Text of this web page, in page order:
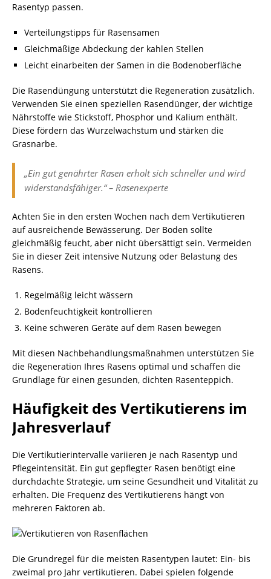
Rasentyp passen.
Verteilungstipps für Rasensamen
Gleichmäßige Abdeckung der kahlen Stellen
Leicht einarbeiten der Samen in die Bodenoberfläche
Die Rasendüngung unterstützt die Regeneration zusätzlich.
Verwenden Sie einen speziellen Rasendünger, der wichtige
Nährstoffe wie Stickstoff, Phosphor und Kalium enthält.
Diese fördern das Wurzelwachstum und stärken die
Grasnarbe.
„Ein gut genährter Rasen erholt sich schneller und wird
widerstandsfähiger.“ – Rasenexperte
Achten Sie in den ersten Wochen nach dem Vertikutieren
auf ausreichende Bewässerung. Der Boden sollte
gleichmäßig feucht, aber nicht übersättigt sein. Vermeiden
Sie in dieser Zeit intensive Nutzung oder Belastung des
Rasens.
Regelmäßig leicht wässern
Bodenfeuchtigkeit kontrollieren
Keine schweren Geräte auf dem Rasen bewegen
Mit diesen Nachbehandlungsmaßnahmen unterstützen Sie
die Regeneration Ihres Rasens optimal und schaffen die
Grundlage für einen gesunden, dichten Rasenteppich.
Häufigkeit des Vertikutierens im
Jahresverlauf
Die Vertikutierintervalle variieren je nach Rasentyp und
Pflegeintensität. Ein gut gepflegter Rasen benötigt eine
durchdachte Strategie, um seine Gesundheit und Vitalität zu
erhalten. Die Frequenz des Vertikutierens hängt von
mehreren Faktoren ab.
Die Grundregel für die meisten Rasentypen lautet: Ein- bis
zweimal pro Jahr vertikutieren. Dabei spielen folgende